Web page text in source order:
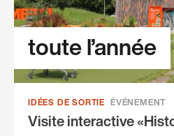
toute l’année
IDÉES DE SORTIE ÉVÉNEMENT
Visite interactive